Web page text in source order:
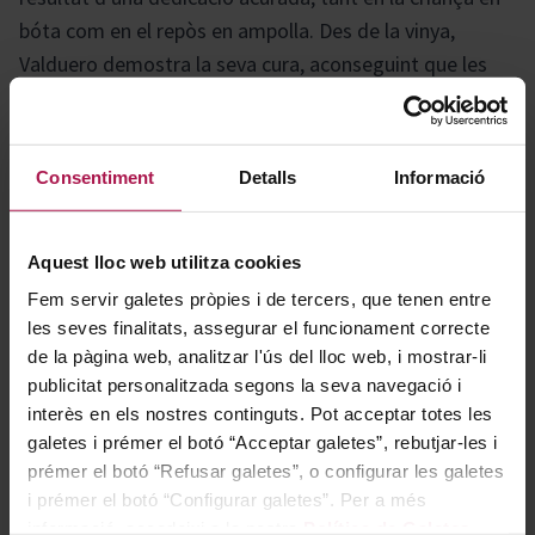
Consentiment Detalls Informació
Aquest lloc web utilitza cookies
Fem servir galetes pròpies i de tercers, que tenen entre
les seves finalitats, assegurar el funcionament correcte
de la pàgina web, analitzar l'ús del lloc web, i mostrar-li
publicitat personalitzada segons la seva navegació i
interès en els nostres continguts. Pot acceptar totes les
galetes i prémer el botó “Acceptar galetes”, rebutjar-les i
prémer el botó “Refusar galetes”, o configurar les galetes
i prémer el botó “Configurar galetes”. Per a més
bóta com en el repòs en ampolla. Des de la vinya,
Valduero demostra la seva cura, aconseguint que les
varietats Ull de Llebre i Albillo es combinin de manera
harmoniosa. El resultat és un vi únic, vibrant, fresc, de
gran complexitat i amb un marcat caràcter
Gastronomía
Marida a la perfecció amb plats tradicionals espanyols,
com paella de marisc, tapes de pernil ibèric o
formatges curats, realçant els seus matisos frescos i
afruitats. És ideal per compartir en celebracions o
menjars especials, creant moments únics.